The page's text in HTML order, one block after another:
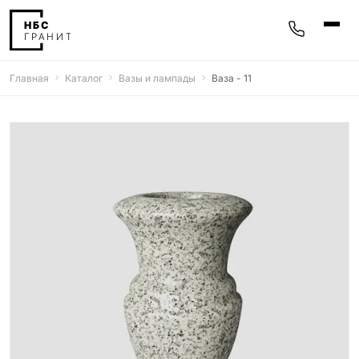
Фотокерамика
Надгробные плиты
Благоустройство
Главная Каталог Вазы и лампады Ваза - 11